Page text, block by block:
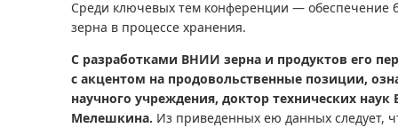
Среди ключевых тем конференции — обеспечение
зерна в процессе хранения.
С разработками ВНИИ зерна и продуктов его
с акцентом на продовольственные позиции,
научного учреждения, доктор технических наук
Мелешкина. Из приведенных ею данных следует,